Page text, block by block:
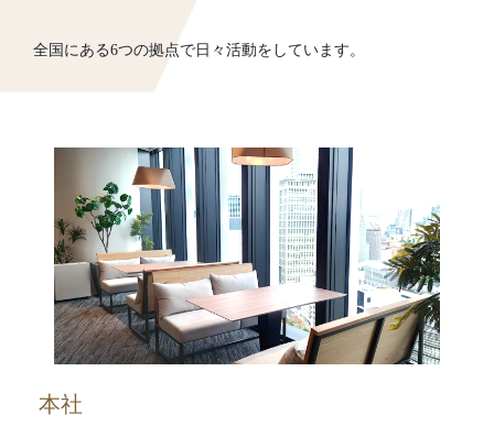
全国にある6つの拠点で日々活動をしています。
本社